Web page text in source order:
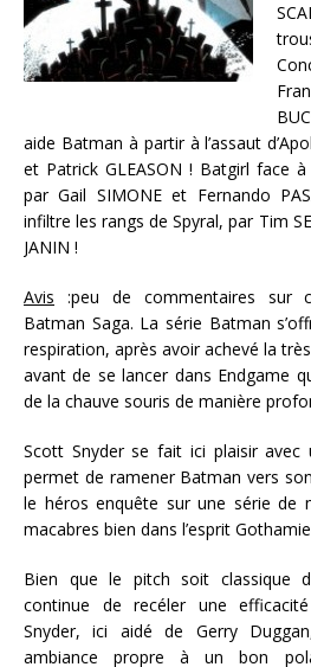
aide Batman à partir à l’assaut
et Patrick GLEASON ! Batgirl face
par Gail SIMONE et Fernando
infiltre les rangs de Spyral, par Tim
JANIN !
Avis :peu de commentaires sur
Batman Saga. La série Batman
respiration, après avoir achevé la
avant de se lancer dans Endgame
de la chauve souris de manière
Scott Snyder se fait ici plaisir
permet de ramener Batman vers
le héros enquête sur une série de
macabres bien dans l’esprit
Bien que le pitch soit classique
continue de recéler une
Snyder, ici aidé de Gerry
ambiance propre à un bon